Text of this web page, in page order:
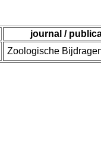
journal /
Zoologische